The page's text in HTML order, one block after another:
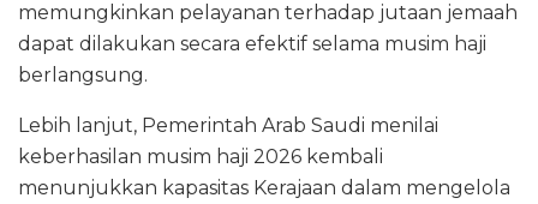
memungkinkan pelayanan terhadap jutaan jemaah
dapat dilakukan secara efektif selama musim haji
berlangsung.
Lebih lanjut, Pemerintah Arab Saudi menilai
keberhasilan musim haji 2026 kembali
menunjukkan kapasitas Kerajaan dalam mengelola